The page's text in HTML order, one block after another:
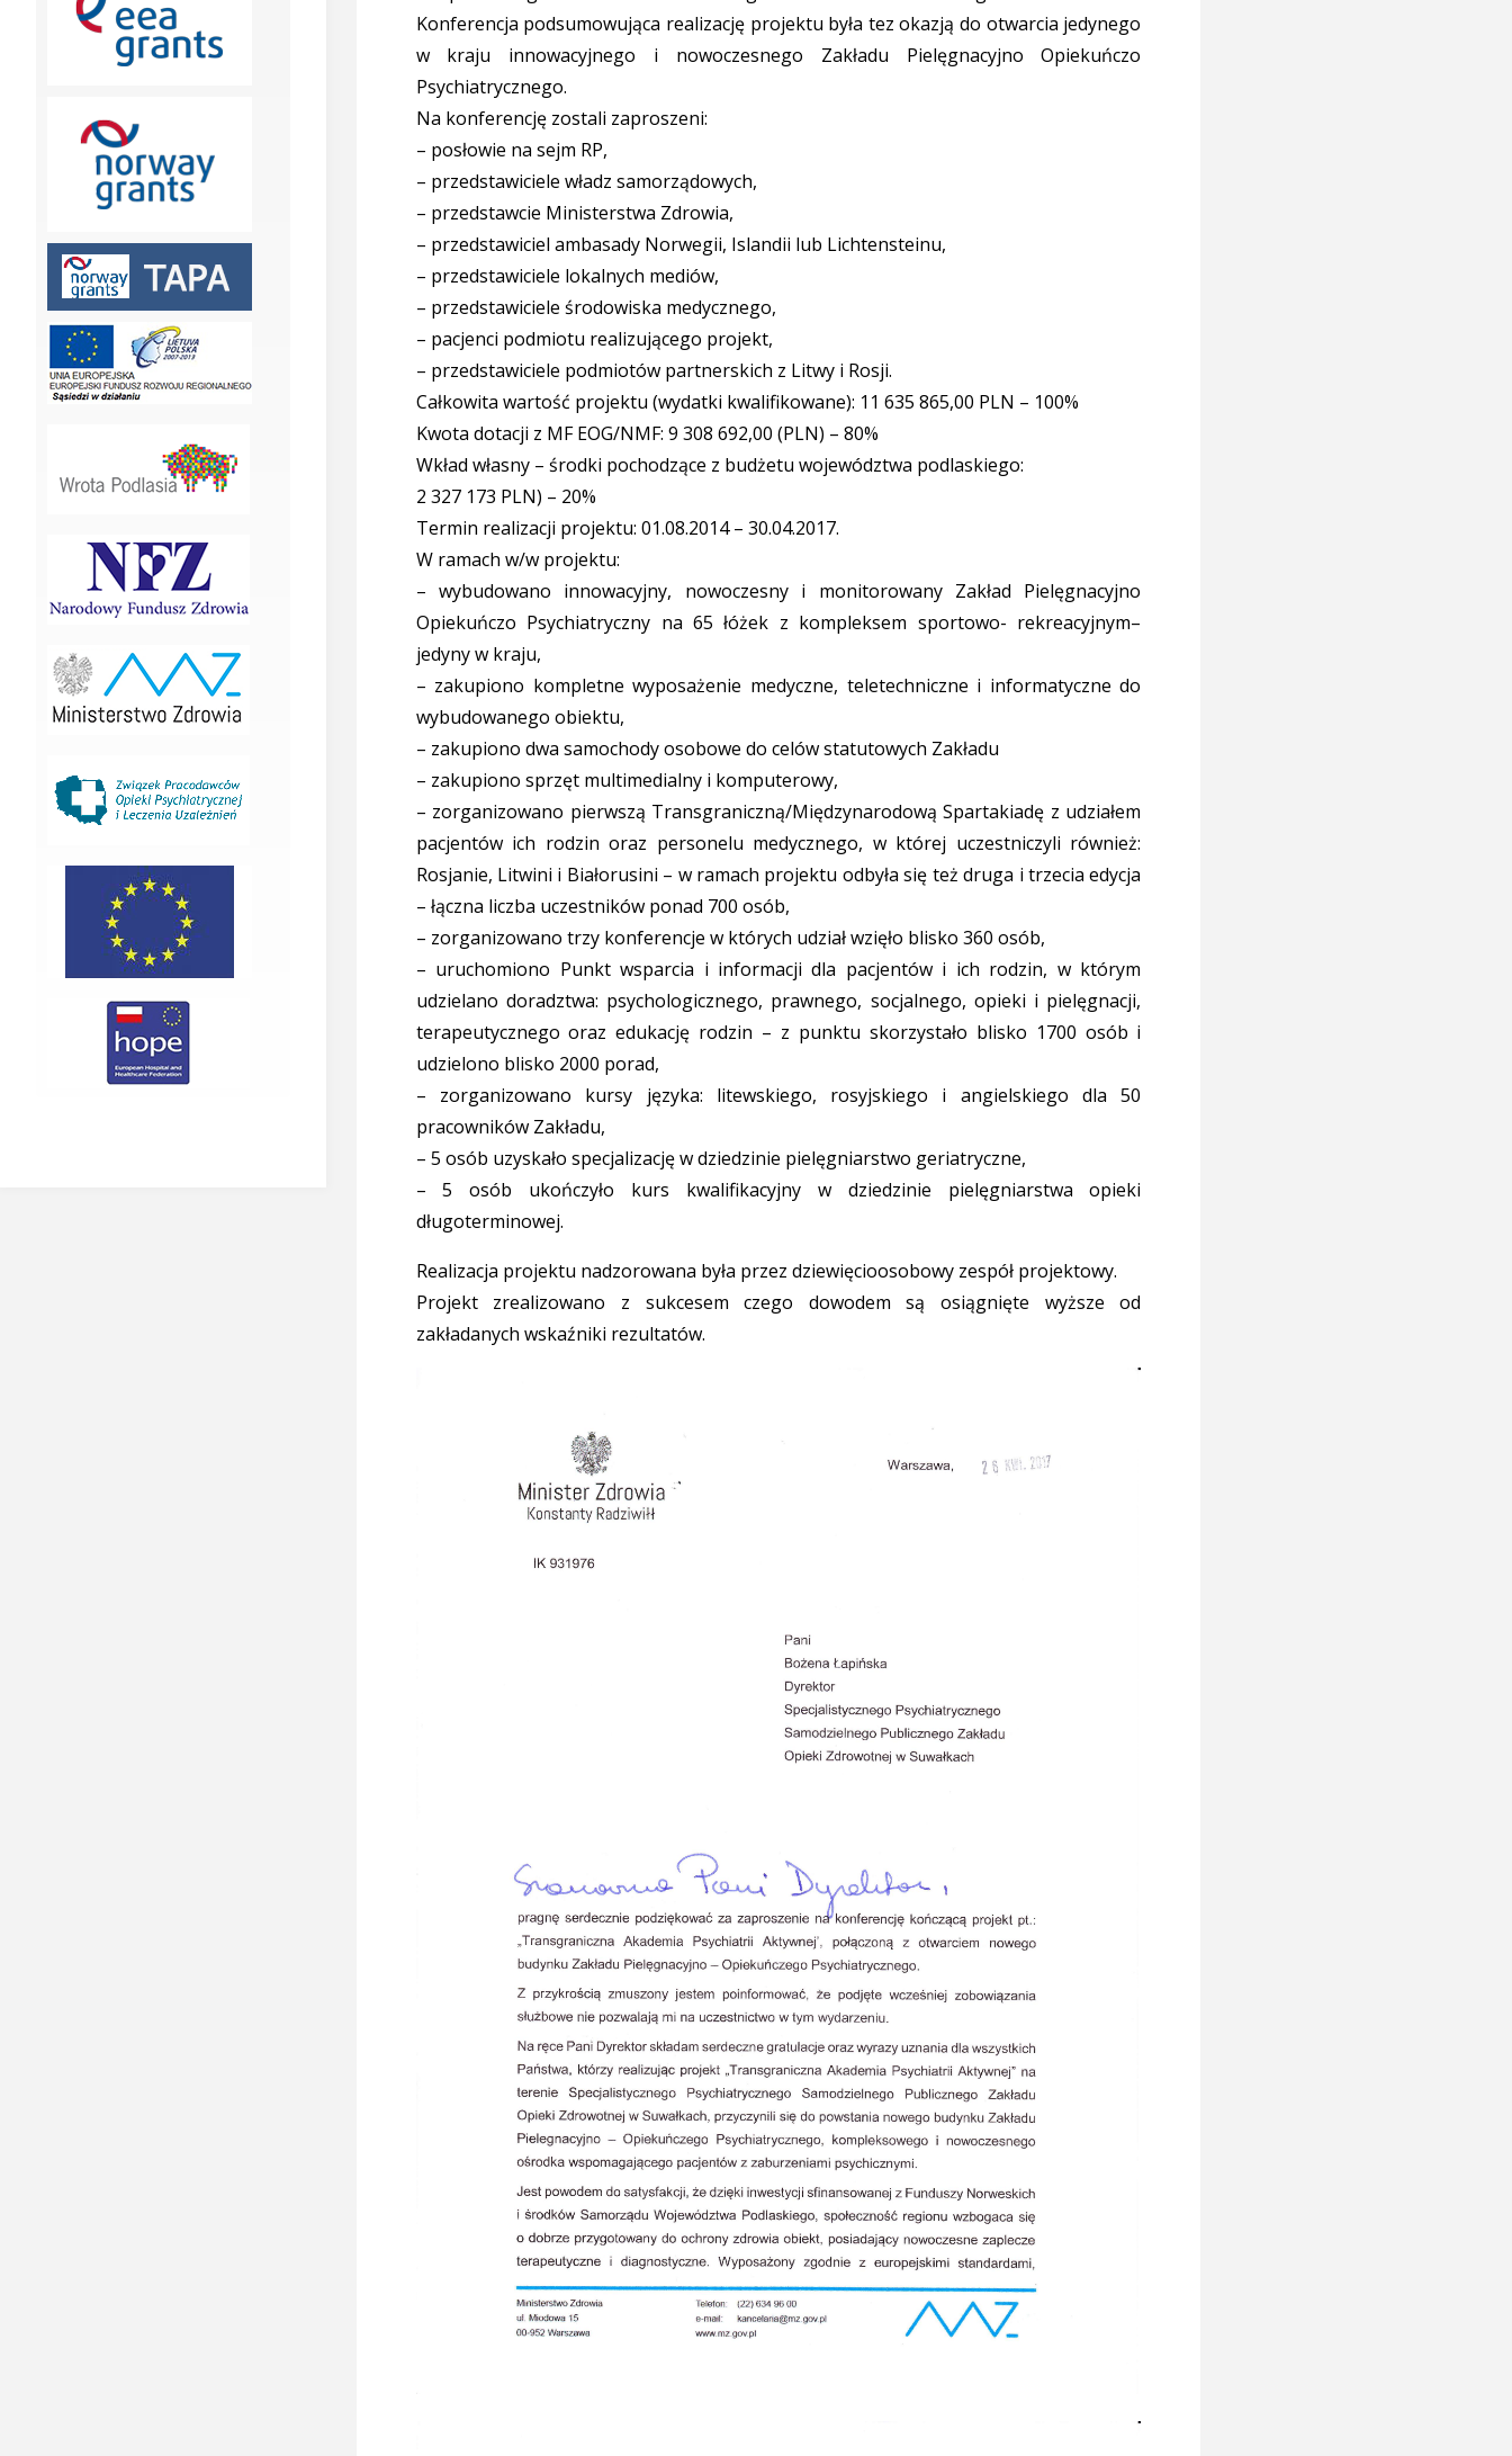
Konferencja podsumowująca realizację projektu była tez okazją do otwarcia jedynego
w kraju innowacyjnego i nowoczesnego Zakładu Pielęgnacyjno Opiekuńczo
Psychiatrycznego.
Na konferencję zostali zaproszeni:
– posłowie na sejm RP,
– przedstawiciele władz samorządowych,
– przedstawcie Ministerstwa Zdrowia,
– przedstawiciel ambasady Norwegii, Islandii lub Lichtensteinu,
– przedstawiciele lokalnych mediów,
– przedstawiciele środowiska medycznego,
– pacjenci podmiotu realizującego projekt,
– przedstawiciele podmiotów partnerskich z Litwy i Rosji.
Całkowita wartość projektu (wydatki kwalifikowane): 11 635 865,00 PLN – 100%
Kwota dotacji z MF EOG/NMF: 9 308 692,00 (PLN) – 80%
Wkład własny – środki pochodzące z budżetu województwa podlaskiego:
2 327 173 PLN) – 20%
Termin realizacji projektu: 01.08.2014 – 30.04.2017.
W ramach w/w projektu:
– wybudowano innowacyjny, nowoczesny i monitorowany Zakład Pielęgnacyjno
Opiekuńczo Psychiatryczny na 65 łóżek z kompleksem sportowo- rekreacyjnym–
jedyny w kraju,
– zakupiono kompletne wyposażenie medyczne, teletechniczne i informatyczne do
wybudowanego obiektu,
– zakupiono dwa samochody osobowe do celów statutowych Zakładu
– zakupiono sprzęt multimedialny i komputerowy,
– zorganizowano pierwszą Transgraniczną/Międzynarodową Spartakiadę z udziałem
pacjentów ich rodzin oraz personelu medycznego, w której uczestniczyli również:
Rosjanie, Litwini i Białorusini – w ramach projektu odbyła się też druga i trzecia edycja
– łączna liczba uczestników ponad 700 osób,
– zorganizowano trzy konferencje w których udział wzięło blisko 360 osób,
– uruchomiono Punkt wsparcia i informacji dla pacjentów i ich rodzin, w którym
udzielano doradztwa: psychologicznego, prawnego, socjalnego, opieki i pielęgnacji,
terapeutycznego oraz edukację rodzin – z punktu skorzystało blisko 1700 osób i
udzielono blisko 2000 porad,
– zorganizowano kursy języka: litewskiego, rosyjskiego i angielskiego dla 50
pracowników Zakładu,
– 5 osób uzyskało specjalizację w dziedzinie pielęgniarstwo geriatryczne,
– 5 osób ukończyło kurs kwalifikacyjny w dziedzinie pielęgniarstwa opieki
długoterminowej.
Realizacja projektu nadzorowana była przez dziewięcioosobowy zespół projektowy.
Projekt zrealizowano z sukcesem czego dowodem są osiągnięte wyższe od
zakładanych wskaźniki rezultatów.